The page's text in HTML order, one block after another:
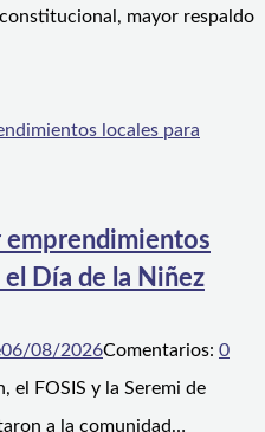
mayor respaldo
emprendimientos
el Día de la Niñez
06/08/2026Comentarios: 0
el FOSIS y la Seremi de
a la comunidad…